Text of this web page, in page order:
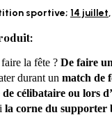
sportive; 14 juillet,
la fête ? De faire
durant un match de
célibataire ou lors
la corne du supporter